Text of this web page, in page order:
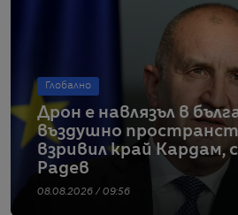
Глобално
Дрон е навлязъл в
въздушно
взривил край Кардам,
Радев
08.08.2026 / 09:56